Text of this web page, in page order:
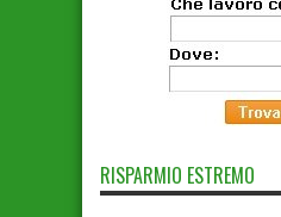
RISPARMIO ESTREMO